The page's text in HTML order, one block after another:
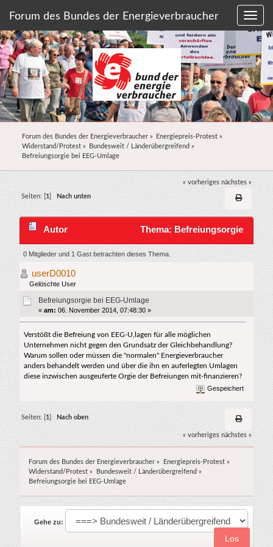
Forum des Bundes der Energieverbraucher
Forum des Bundes der Energieverbraucher» Energiepreis-Protest »
Widerstand/Protest» Bundesweit / Länderübergreifend »
Befreiungsorgie bei EEG-Umlage
« vorheriges nächstes »
Seiten: [ 1 Nach unten
Autor Thema: Befreiungsorgie
bei EEG-Umlage (Gelesen 13161 mal)
0 Mitglieder und 1 Gast betrachten dieses Thema.
userD0010
Gelöschte User
Befreiungsorgie bei EEG-Umlage
« am: 06. November 2014, 07:48:30 »
Verstößt die Befreiung von EEG-U,lagen für alle möglichen
Unternehmen nicht gegen den Grundsatz der Gleichbehandlung?
Warum sollen oder müssen die "normalen" Energieverbraucher
anders behandelt werden und über die ihn en auferlegten Umlagen
diese inzwischen ausgeuferte Orgie der Befreiungen mit-finanzieren?
Gespeichert
Seiten: [ 1 Nach oben
« vorheriges nächstes »
Forum des Bundes der Energieverbraucher » Energiepreis-Protest»
Widerstand/Protest » Bundesweit / Länderübergreifend »
Befreiungsorgie bei EEG-Umlage
Gehe zu: